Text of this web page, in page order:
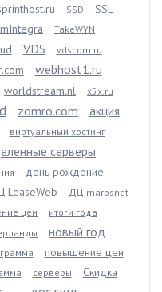
SSD
SSL
TakeWYN
VDS vdscom.ru
webhost1.ru
worldstream.nl
x5x.ru
zomro.com акция
виртуальный хостинг
серверы
день рождение
LeaseWeb
ДЦ marosnet
цен
итоги года
новый год
повышение цен
серверы
Скидка